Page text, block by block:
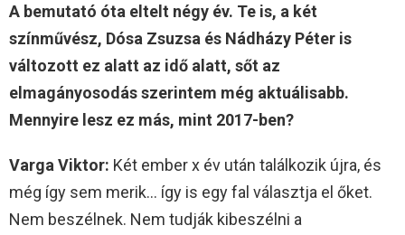
A bemutató óta eltelt négy év. Te is, a két
színművész, Dósa Zsuzsa és Nádházy Péter is
változott ez alatt az idő alatt, sőt az
elmagányosodás szerintem még aktuálisabb.
Mennyire lesz ez más, mint 2017-ben?
Varga Viktor: Két ember x év után találkozik újra, és
még így sem merik… így is egy fal választja el őket.
Nem beszélnek. Nem tudják kibeszélni a